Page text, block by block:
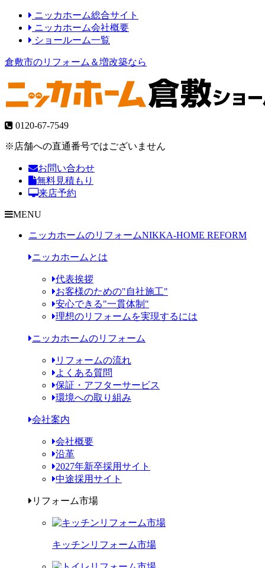
ニッカホーム総合サイト
ニッカホーム会社概要
ショールーム一覧
倉敷市のリフォーム＆増改築なら
0120-67-7549
※店舗への直通番号ではございません
お問い合わせ
無料見積もり
来店予約
MENU
ニッカホームのリフォームNIKKA-HOME REFORM
ニッカホームとは
代表挨拶
お客様のための"自社施工"
安心できる"一貫体制"
理想のリフォームを実現するには
ニッカホームのリフォーム
リフォームの流れ
よくある質問
保証・アフターサービス
環境への取り組み
会社案内
会社概要
沿革
2027年新卒採用サイト
中途採用サイト
リフォーム市場
キッチンリフォーム市場